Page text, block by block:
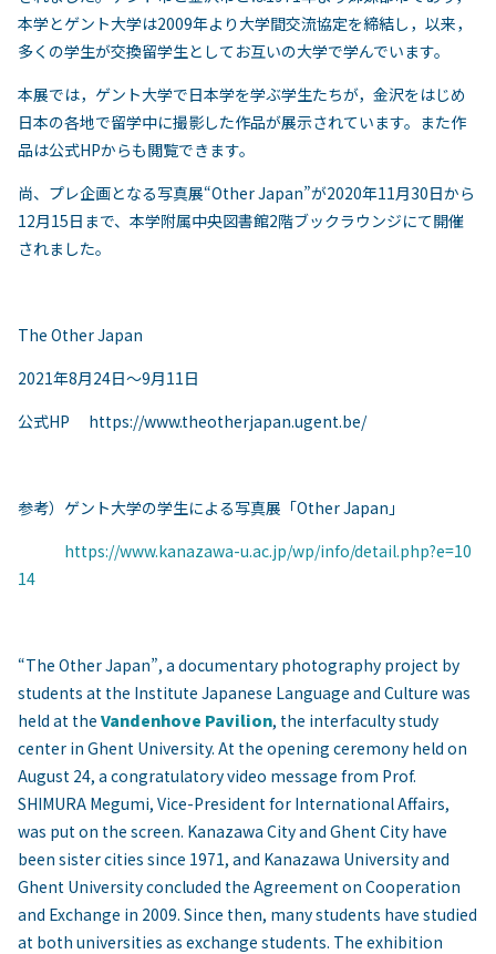
本学とゲント大学は2009年より大学間交流協定を締結し，以来，
多くの学生が交換留学生としてお互いの大学で学んでいます。
本展では，ゲント大学で日本学を学ぶ学生たちが，金沢をはじめ
日本の各地で留学中に撮影した作品が展示されています。また作
品は公式HPからも閲覧できます。
尚、プレ企画となる写真展“Other Japan”が2020年11月30日から
12月15日まで、本学附属中央図書館2階ブックラウンジにて開催
されました。
The Other Japan
2021年8月24日～9月11日
公式HP https://www.theotherjapan.ugent.be/
参考）ゲント大学の学生による写真展「Other Japan」
https://www.kanazawa-u.ac.jp/wp/info/detail.php?e=10
14
“The Other Japan”, a documentary photography project by
students at the Institute Japanese Language and Culture was
held at the Vandenhove Pavilion, the interfaculty study
center in Ghent University. At the opening ceremony held on
August 24, a congratulatory video message from Prof.
SHIMURA Megumi, Vice-President for International Affairs,
was put on the screen. Kanazawa City and Ghent City have
been sister cities since 1971, and Kanazawa University and
Ghent University concluded the Agreement on Cooperation
and Exchange in 2009. Since then, many students have studied
at both universities as exchange students. The exhibition